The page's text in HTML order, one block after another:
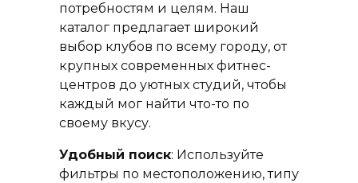
потребностям и целям. Наш
каталог предлагает широкий
выбор клубов по всему городу, от
крупных современных фитнес-
центров до уютных студий, чтобы
каждый мог найти что-то по
своему вкусу.
Удобный поиск: Используйте
фильтры по местоположению, типу